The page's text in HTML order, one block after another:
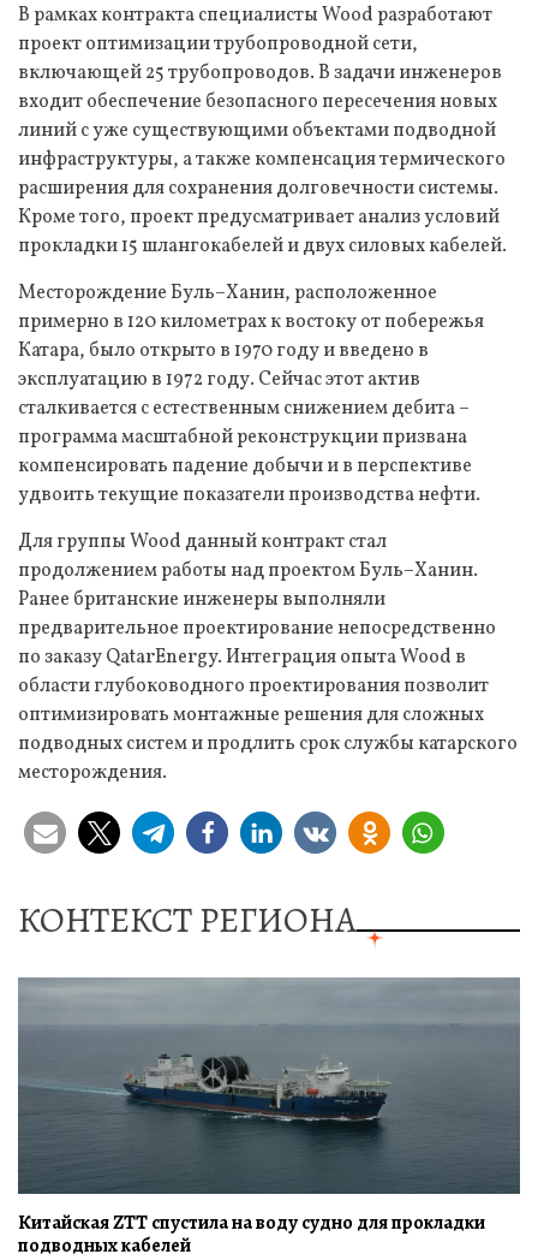
В рамках контракта специалисты Wood разработают
проект оптимизации трубопроводной сети,
включающей 25 трубопроводов. В задачи инженеров
входит обеспечение безопасного пересечения новых
линий с уже существующими объектами подводной
инфраструктуры, а также компенсация термического
расширения для сохранения долговечности системы.
Кроме того, проект предусматривает анализ условий
прокладки 15 шлангокабелей и двух силовых кабелей.
Месторождение Буль–Ханин, расположенное
примерно в 120 километрах к востоку от побережья
Катара, было открыто в 1970 году и введено в
эксплуатацию в 1972 году. Сейчас этот актив
сталкивается с естественным снижением дебита –
программа масштабной реконструкции призвана
компенсировать падение добычи и в перспективе
удвоить текущие показатели производства нефти.
Для группы Wood данный контракт стал
продолжением работы над проектом Буль–Ханин.
Ранее британские инженеры выполняли
предварительное проектирование непосредственно
по заказу QatarEnergy. Интеграция опыта Wood в
области глубоководного проектирования позволит
оптимизировать монтажные решения для сложных
подводных систем и продлить срок службы катарского
месторождения.
КОНТЕКСТ РЕГИОНА
Китайская ZTT спустила на воду судно для прокладки
подводных кабелей